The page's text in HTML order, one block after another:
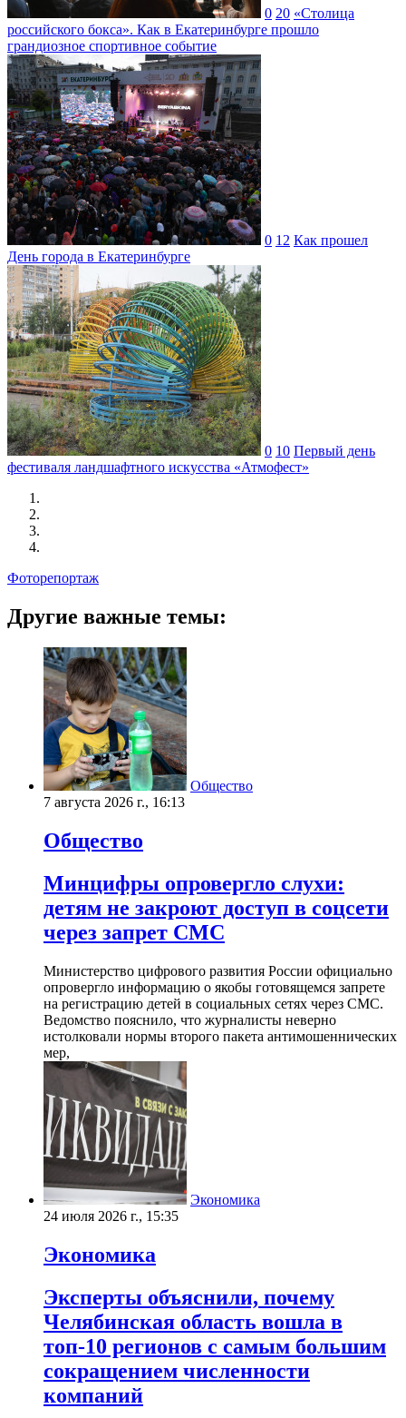
0 20 «Столица
российского бокса». Как в Екатеринбурге прошло
грандиозное спортивное событие
0 12 Как прошел
День города в Екатеринбурге
0 10 Первый день
фестиваля ландшафтного искусства «Атмофест»
Фоторепортаж
Другие важные темы:
Общество
7 августа 2026 г., 16:13
Общество
Минцифры опровергло слухи:
детям не закроют доступ в соцсети
через запрет СМС
Министерство цифрового развития России официально
опровергло информацию о якобы готовящемся запрете
на регистрацию детей в социальных сетях через СМС.
Ведомство пояснило, что журналисты неверно
истолковали нормы второго пакета антимошеннических
мер,
Экономика
24 июля 2026 г., 15:35
Экономика
Эксперты объяснили, почему
Челябинская область вошла в
топ-10 регионов с самым большим
сокращением численности
компаний